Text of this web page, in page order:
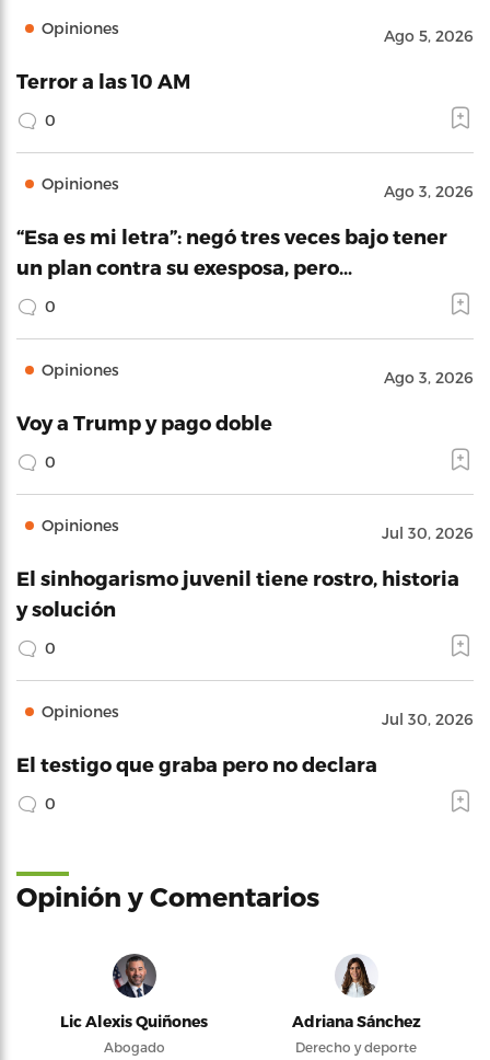
Opiniones Ago 5, 2026
Terror a las 10 AM
0
Opiniones Ago 3, 2026
“Esa es mi letra”: negó tres veces bajo tener
un plan contra su exesposa, pero…
0
Opiniones Ago 3, 2026
Voy a Trump y pago doble
0
Opiniones Jul 30, 2026
El sinhogarismo juvenil tiene rostro, historia
y solución
0
Opiniones Jul 30, 2026
El testigo que graba pero no declara
0
Opinión y Comentarios
Lic Alexis Quiñones
Abogado
Adriana Sánchez
Derecho y deporte